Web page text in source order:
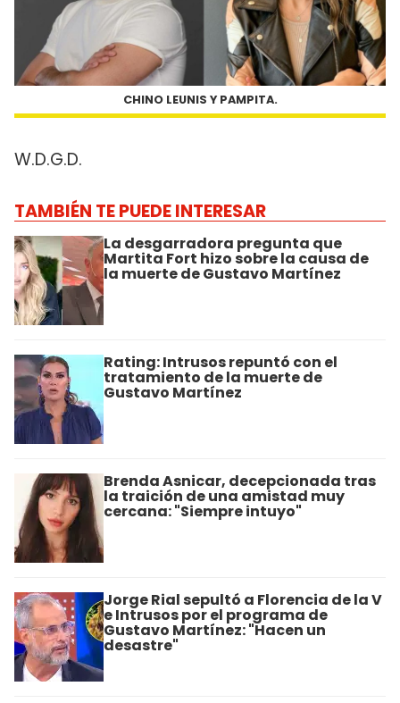
CHINO LEUNIS Y PAMPITA.
W.D.G.D.
TAMBIÉN TE PUEDE INTERESAR
La desgarradora pregunta que
Martita Fort hizo sobre la causa de
la muerte de Gustavo Martínez
Rating: Intrusos repuntó con el
tratamiento de la muerte de
Gustavo Martínez
Brenda Asnicar, decepcionada tras
la traición de una amistad muy
cercana: "Siempre intuyo"
Jorge Rial sepultó a Florencia de la V
e Intrusos por el programa de
Gustavo Martínez: "Hacen un
desastre"